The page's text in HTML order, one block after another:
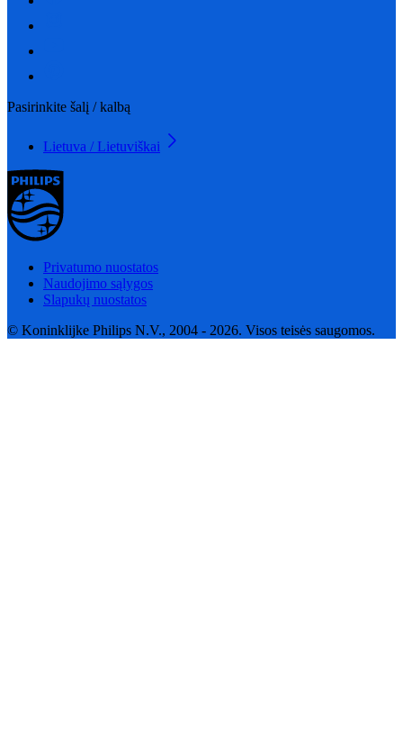
Pasirinkite šalį / kalbą
Lietuva / Lietuviškai
Privatumo nuostatos
Naudojimo sąlygos
Slapukų nuostatos
© Koninklijke Philips N.V., 2004 - 2026. Visos teisės saugomos.